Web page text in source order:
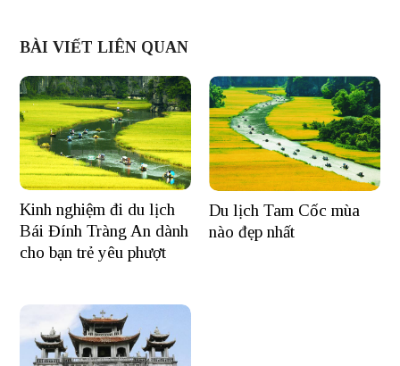
BÀI VIẾT LIÊN QUAN
Kinh nghiệm đi du lịch
Bái Đính Tràng An dành
cho bạn trẻ yêu phượt
Du lịch Tam Cốc mùa
nào đẹp nhất